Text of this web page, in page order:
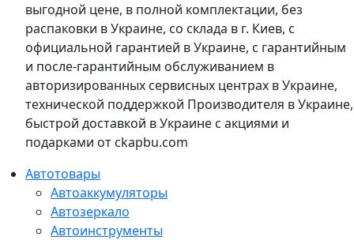
выгодной цене, в полной комплектации, без
распаковки в Украине, со склада в г. Киев, с
официальной гарантией в Украине, с гарантийным
и после-гарантийным обслуживанием в
авторизированных сервисных центрах в Украине,
технической поддержкой Производителя в Украине,
быстрой доставкой в Украине с акциями и
подарками от ckapbu.com
Автотовары
Автоаккумуляторы
Автозеркало
Автоинструменты